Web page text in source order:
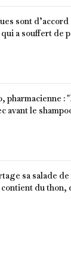
sont d’accord
a souffert de
ils
pharmacienne :
avant le
pour
sa salade
du thon,
l'œuf